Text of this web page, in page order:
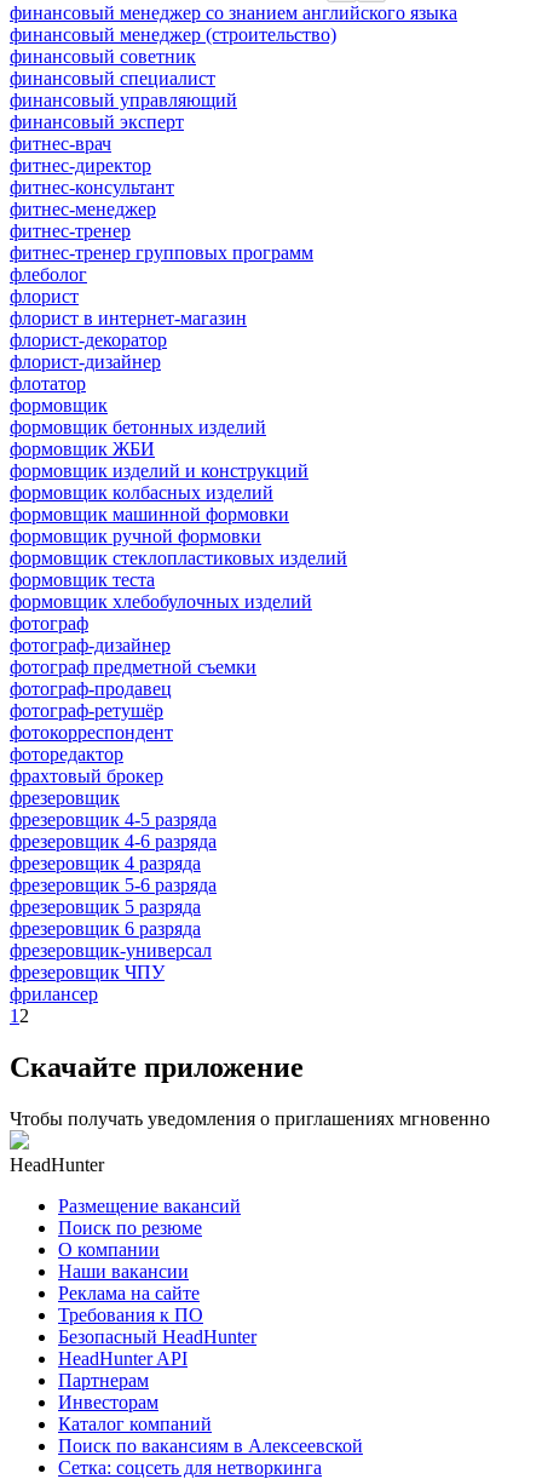
финансовый менеджер со знанием английского языка
финансовый менеджер (строительство)
финансовый советник
финансовый специалист
финансовый управляющий
финансовый эксперт
фитнес-врач
фитнес-директор
фитнес-консультант
фитнес-менеджер
фитнес-тренер
фитнес-тренер групповых программ
флеболог
флорист
флорист в интернет-магазин
флорист-декоратор
флорист-дизайнер
флотатор
формовщик
формовщик бетонных изделий
формовщик ЖБИ
формовщик изделий и конструкций
формовщик колбасных изделий
формовщик машинной формовки
формовщик ручной формовки
формовщик стеклопластиковых изделий
формовщик теста
формовщик хлебобулочных изделий
фотограф
фотограф-дизайнер
фотограф предметной съемки
фотограф-продавец
фотограф-ретушёр
фотокорреспондент
фоторедактор
фрахтовый брокер
фрезеровщик
фрезеровщик 4-5 разряда
фрезеровщик 4-6 разряда
фрезеровщик 4 разряда
фрезеровщик 5-6 разряда
фрезеровщик 5 разряда
фрезеровщик 6 разряда
фрезеровщик-универсал
фрезеровщик ЧПУ
фрилансер
1 2
Скачайте приложение
Чтобы получать уведомления о приглашениях мгновенно
HeadHunter
Размещение вакансий
Поиск по резюме
О компании
Наши вакансии
Реклама на сайте
Требования к ПО
Безопасный HeadHunter
HeadHunter API
Партнерам
Инвесторам
Каталог компаний
Поиск по вакансиям в Алексеевской
Сетка: соцсеть для нетворкинга